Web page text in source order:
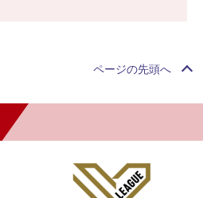
ページの先頭へ